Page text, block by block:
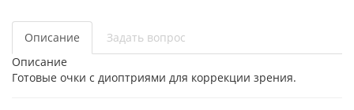
Описание
Задать вопрос
Описание
Готовые очки с диоптриями для коррекции зрения.